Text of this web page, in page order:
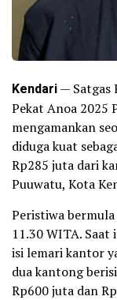
Kendari— Satgas
Pekat Anoa 2025
mengamankan
diduga kuat
Rp285 juta dari
Puuwatu, Kota
Peristiwa bermula
11.30 WITA. Saat
isi lemari kantor
dua kantong
Rp600 juta dan